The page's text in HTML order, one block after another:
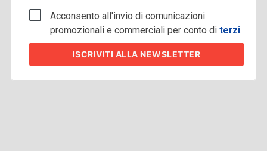
Acconsento all'invio di comunicazioni
promozionali e commerciali per conto diterzi.
ISCRIVITI ALLA NEWSLETTER